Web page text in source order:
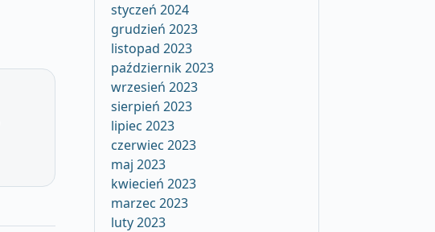
styczeń 2024
grudzień 2023
listopad 2023
październik 2023
wrzesień 2023
sierpień 2023
lipiec 2023
czerwiec 2023
maj 2023
kwiecień 2023
marzec 2023
luty 2023